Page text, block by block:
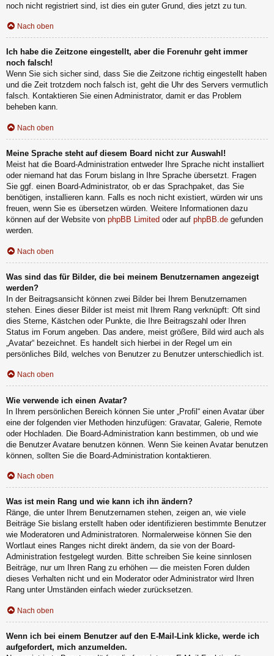
noch nicht registriert sind, ist dies ein guter Grund, dies jetzt zu tun.
Nach oben
Ich habe die Zeitzone eingestellt, aber die Forenuhr geht immer
noch falsch!
Wenn Sie sich sicher sind, dass Sie die Zeitzone richtig eingestellt haben
und die Zeit trotzdem noch falsch ist, geht die Uhr des Servers vermutlich
falsch. Kontaktieren Sie einen Administrator, damit er das Problem
beheben kann.
Nach oben
Meine Sprache steht auf diesem Board nicht zur Auswahl!
Meist hat die Board-Administration entweder Ihre Sprache nicht installiert
oder niemand hat das Forum bislang in Ihre Sprache übersetzt. Fragen
Sie ggf. einen Board-Administrator, ob er das Sprachpaket, das Sie
benötigen, installieren kann. Falls es noch nicht existiert, würden wir uns
freuen, wenn Sie es übersetzen würden. Weitere Informationen dazu
können auf der Website von phpBB Limited oder auf phpBB.de gefunden
werden.
Nach oben
Was sind das für Bilder, die bei meinem Benutzernamen angezeigt
werden?
In der Beitragsansicht können zwei Bilder bei Ihrem Benutzernamen
stehen. Eines dieser Bilder ist meist mit Ihrem Rang verknüpft: Oft sind
dies Sterne, Kästchen oder Punkte, die Ihre Beitragszahl oder Ihren
Status im Forum angeben. Das andere, meist größere, Bild wird auch als
„Avatar“ bezeichnet. Es handelt sich hierbei in der Regel um ein
persönliches Bild, welches von Benutzer zu Benutzer unterschiedlich ist.
Nach oben
Wie verwende ich einen Avatar?
In Ihrem persönlichen Bereich können Sie unter „Profil“ einen Avatar über
eine der folgenden vier Methoden hinzufügen: Gravatar, Galerie, Remote
oder Hochladen. Die Board-Administration kann bestimmen, ob und wie
die Benutzer Avatare benutzen können. Wenn Sie keinen Avatar benutzen
können, sollten Sie die Board-Administration kontaktieren.
Nach oben
Was ist mein Rang und wie kann ich ihn ändern?
Ränge, die unter Ihrem Benutzernamen stehen, zeigen an, wie viele
Beiträge Sie bislang erstellt haben oder identifizieren bestimmte Benutzer
wie Moderatoren und Administratoren. Normalerweise können Sie den
Wortlaut eines Ranges nicht direkt ändern, da sie von der Board-
Administration festgelegt wurden. Bitte schreiben Sie keine sinnlosen
Beiträge, nur um Ihren Rang zu erhöhen — die meisten Foren dulden
dieses Verhalten nicht und ein Moderator oder Administrator wird Ihren
Rang unter Umständen einfach wieder zurücksetzen.
Nach oben
Wenn ich bei einem Benutzer auf den E-Mail-Link klicke, werde ich
aufgefordert, mich anzumelden.